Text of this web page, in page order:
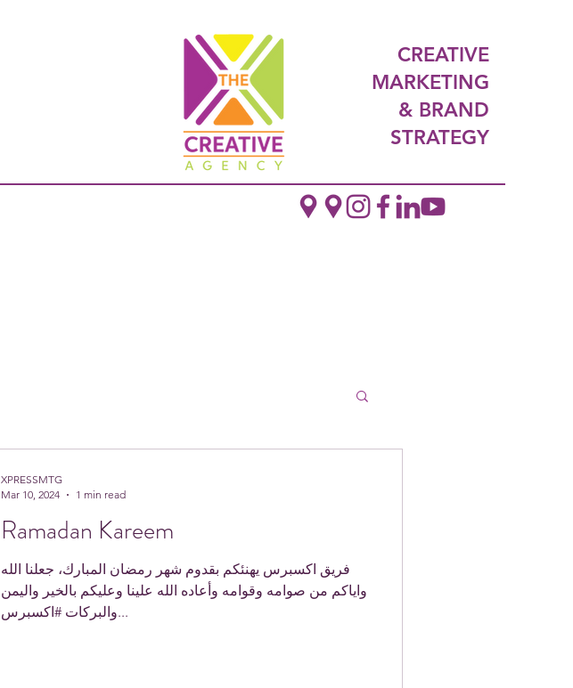
CREATIVE
MARKETING
& BRAND
STRATEGY
Ramadan Kareem
فريق اكسبرس يهنئكم بقدوم شهر رمضان المبارك، جعلنا الله
واياكم من صوامه وقوامه وأعاده الله علينا وعليكم بالخير واليمن
والبركات #اكسبرس...
XPRESSMTG
Mar 10, 2024
1 min read